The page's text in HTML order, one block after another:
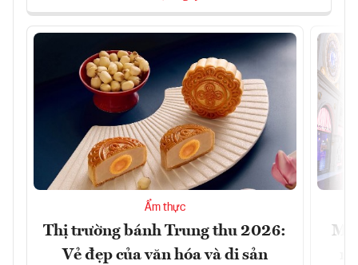
Ẩm thực
Thị trường bánh Trung thu 2026:
Vẻ đẹp của văn hóa và di sản